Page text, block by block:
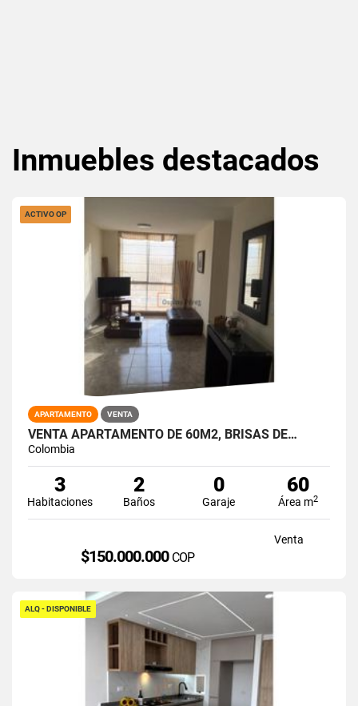
Inmuebles destacados
ACTIVO OP
APARTAMENTO VENTA
VENTA APARTAMENTO DE 60M2, BRISAS DE…
Colombia
3
Habitaciones
2
Baños
0
Garaje
60
Área m2
Venta
$150.000.000 COP
ALQ - DISPONIBLE